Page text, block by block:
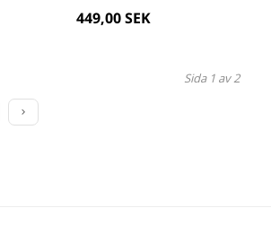
449,00 SEK
Sida 1 av 2